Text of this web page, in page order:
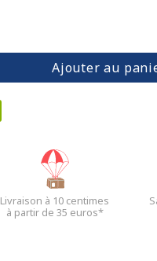
Ajouter au
Livraison à 10 centimes
à partir de 35 euros*